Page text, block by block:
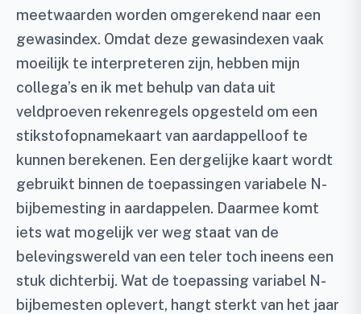
meetwaarden worden omgerekend naar een
gewasindex. Omdat deze gewasindexen vaak
moeilijk te interpreteren zijn, hebben mijn
collega’s en ik met behulp van data uit
veldproeven rekenregels opgesteld om een
stikstofopnamekaart van aardappelloof te
kunnen berekenen. Een dergelijke kaart wordt
gebruikt binnen de toepassingen variabele N-
bijbemesting in aardappelen. Daarmee komt
iets wat mogelijk ver weg staat van de
belevingswereld van een teler toch ineens een
stuk dichterbij. Wat de toepassing variabel N-
bijbemesten oplevert, hangt sterkt van het jaar